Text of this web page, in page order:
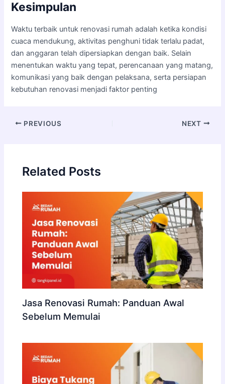
Kesimpulan
Waktu terbaik untuk renovasi rumah adalah ketika kondisi
cuaca mendukung, aktivitas penghuni tidak terlalu padat,
dan anggaran telah dipersiapkan dengan baik. Selain
menentukan waktu yang tepat, perencanaan yang matang,
komunikasi yang baik dengan pelaksana, serta persiapan
kebutuhan renovasi menjadi faktor penting
PREVIOUS NEXT
Related Posts
Jasa Renovasi Rumah: Panduan Awal
Sebelum Memulai